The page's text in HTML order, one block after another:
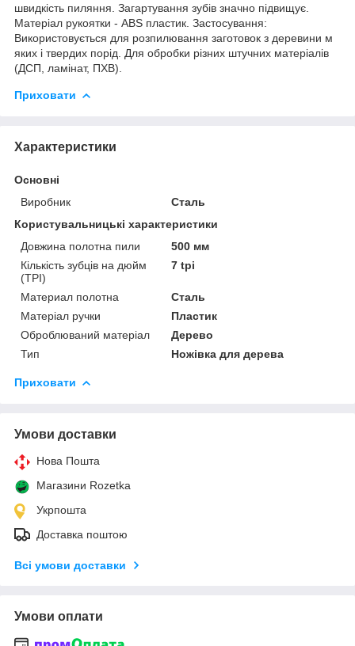
швидкість пиляння. Загартування зубів значно підвищує.
Матеріал рукоятки - ABS пластик. Застосування:
Використовується для розпилювання заготовок з деревини м
яких і твердих порід. Для обробки різних штучних матеріалів
(ДСП, ламінат, ПХВ).
Приховати
Характеристики
Основні
Виробник
Сталь
Користувальницькі характеристики
Довжина полотна пили
500 мм
Кількість зубців на дюйм
(TPI)
7 tpi
Материал полотна
Сталь
Матеріал ручки
Пластик
Оброблюваний матеріал
Дерево
Тип
Ножівка для дерева
Приховати
Умови доставки
Нова Пошта
Магазини Rozetka
Укрпошта
Доставка поштою
Всі умови доставки
Умови оплати